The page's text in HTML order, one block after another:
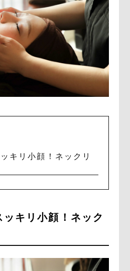
キリ小顔！ネックリ
キリ小顔！ネック
406-8666
RESERVE